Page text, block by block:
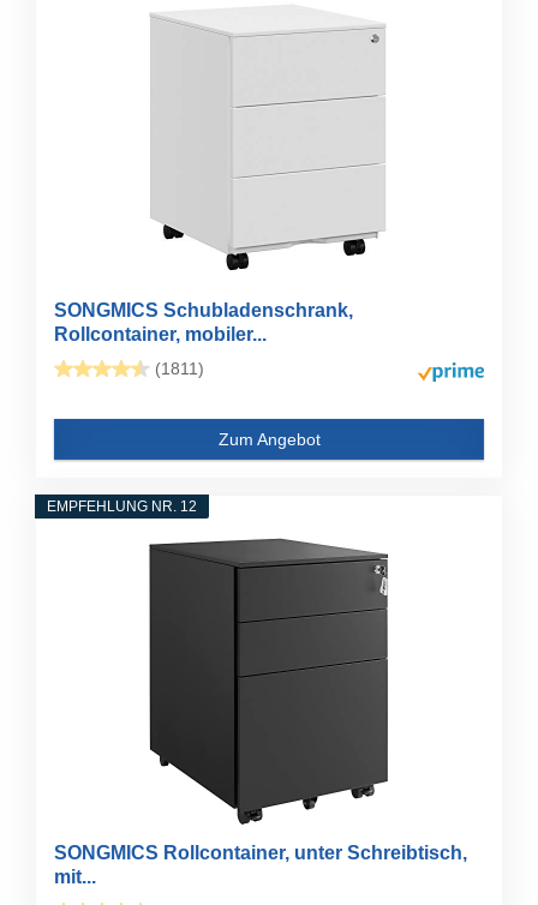
SONGMICS Schubladenschrank,
Rollcontainer, mobiler...
(1811)
Zum Angebot
EMPFEHLUNG NR. 12
SONGMICS Rollcontainer, unter Schreibtisch,
mit...